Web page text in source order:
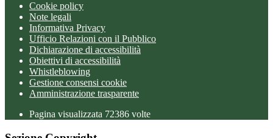
Cookie policy
Note legali
Informativa Privacy
Ufficio Relazioni con il Pubblico
Dichiarazione di accessibilità
Obiettivi di accessibilità
Whistleblowing
Gestione consensi cookie
Amministrazione trasparente
Pagina visualizzata 72386 volte